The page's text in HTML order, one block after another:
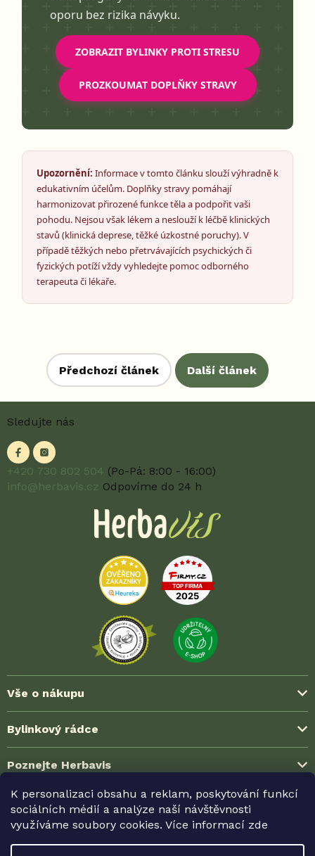
K personalizaci obsahu a reklam, poskytování funkcí
sociálních médií a analýze naší návštěvnosti
využíváme soubory cookies. Více informací zde
oporu bez rizika návyku.
ZOBRAZIT BYLINKY PROTI STRESU
PROZKOUMAT DOPLŇKY STRAVY
Upozornění: Informace v tomto článku slouží výhradně k
edukativním účelům. Doplňky stravy pomáhají
harmonizovat přirozené funkce těla a podpořit vaši
pohodu. Nejsou však lékem a neslouží k léčbě klinických
stavů (klinická deprese, těžké úzkostné poruchy). V
případě těžkých nebo přetrvávajících psychických či
fyzických potíží vždy vyhledejte pomoc odborného
terapeuta či lékaře.
Předchozí článek Další článek
Sledujte nás
+420 730 802 504 (Po-Pá: 8:00 - 16:00)
info@herbavis.cz Odpovíme do 24 h
Vše o nákupu
Způsoby platby
Možnosti dopravy
Jak nakoupit?
Obchodní podmínky
Ochrana soukromí (GDPR)
Bylinkový rádce
Blog ze světa bylinek
Zkušenosti zákazníků
Velkoobchodní spolupráce
Partnerské prodejny
Poznejte Herbavis
O nás
Kontakt
Možnosti dopravy